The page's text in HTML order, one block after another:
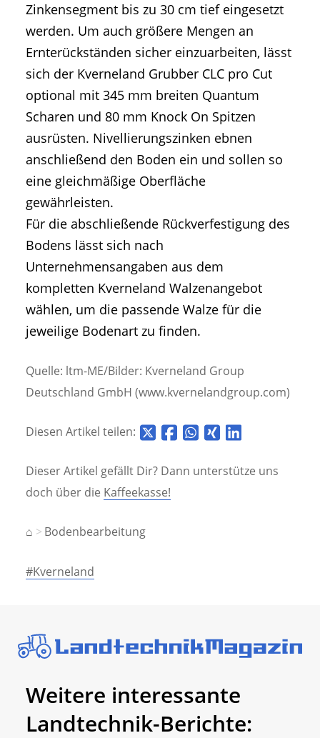
Zinkensegment bis zu 30 cm tief eingesetzt
werden. Um auch größere Mengen an
Ernterückständen sicher einzuarbeiten, lässt
sich der Kverneland Grubber CLC pro Cut
optional mit 345 mm breiten Quantum
Scharen und 80 mm Knock On Spitzen
ausrüsten. Nivellierungszinken ebnen
anschließend den Boden ein und sollen so
eine gleichmäßige Oberfläche
gewährleisten.
Für die abschließende Rückverfestigung des
Bodens lässt sich nach
Unternehmensangaben aus dem
kompletten Kverneland Walzenangebot
wählen, um die passende Walze für die
jeweilige Bodenart zu finden.
Quelle: ltm-ME/Bilder: Kverneland Group
Deutschland GmbH (www.kvernelandgroup.com)
Diesen Artikel teilen:
Dieser Artikel gefällt Dir? Dann unterstütze uns
doch über die Kaffeekasse!
⌂ Bodenbearbeitung
#Kverneland
Weitere interessante
Landtechnik-Berichte: